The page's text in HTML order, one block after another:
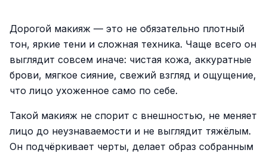
Дорогой макияж — это не обязательно плотный
тон, яркие тени и сложная техника. Чаще всего он
выглядит совсем иначе: чистая кожа, аккуратные
брови, мягкое сияние, свежий взгляд и ощущение,
что лицо ухоженное само по себе.
Такой макияж не спорит с внешностью, не меняет
лицо до неузнаваемости и не выглядит тяжёлым.
Он подчёркивает черты, делает образ собранным